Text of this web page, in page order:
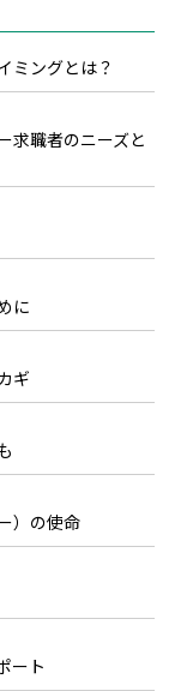
ミングとは？
求職者のニーズと
に
ギ
）の使命
ート